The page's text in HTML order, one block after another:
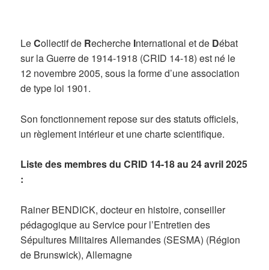
LeCollectif de Recherche International et de Débat
sur la Guerre de 1914-1918 (CRID 14-18) est né le
12 novembre 2005, sous la forme d’une association
de type loi 1901.
Son fonctionnement repose sur des statuts officiels,
un règlement intérieur et une charte scientifique.
Liste des membres du CRID 14-18 au 24 avril 2025
:
Rainer BENDICK, docteur en histoire, conseiller
pédagogique au Service pour l’Entretien des
Sépultures Militaires Allemandes (SESMA) (Région
de Brunswick), Allemagne